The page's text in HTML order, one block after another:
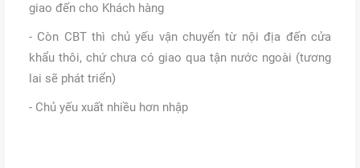
giao đến cho Khách hàng
- Còn CBT thì chủ yếu vận chuyển từ nội địa đến cửa
khẩu thôi, chứ chưa có giao qua tận nước ngoài (tương
lai sẽ phát triển)
- Chủ yếu xuất nhiều hơn nhập